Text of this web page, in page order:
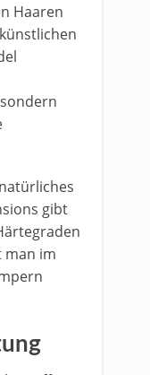
Haaren
gibt
man im